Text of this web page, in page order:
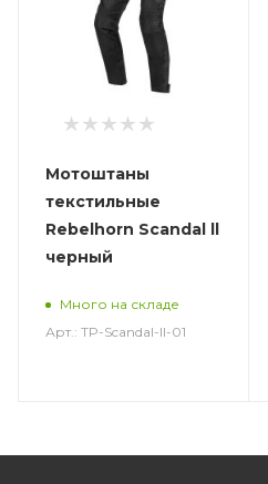
Мотоштаны
текстильные
Rebelhorn Scandal ll
черный
Много на складе
Арт.: TP-Scandal-ll-01